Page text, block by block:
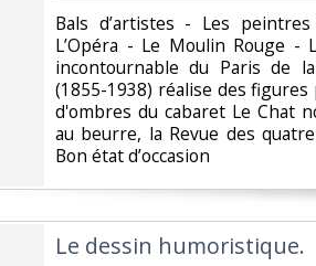
‎Bals d’artistes - Les
L’Opéra - Le Moulin Rouge -
incontournable du Paris de
(1855-1938) réalise des
d'ombres du cabaret Le Chat
au beurre, la Revue des
Bon état d’occasion ‎
‎Le dessin humoristique.‎